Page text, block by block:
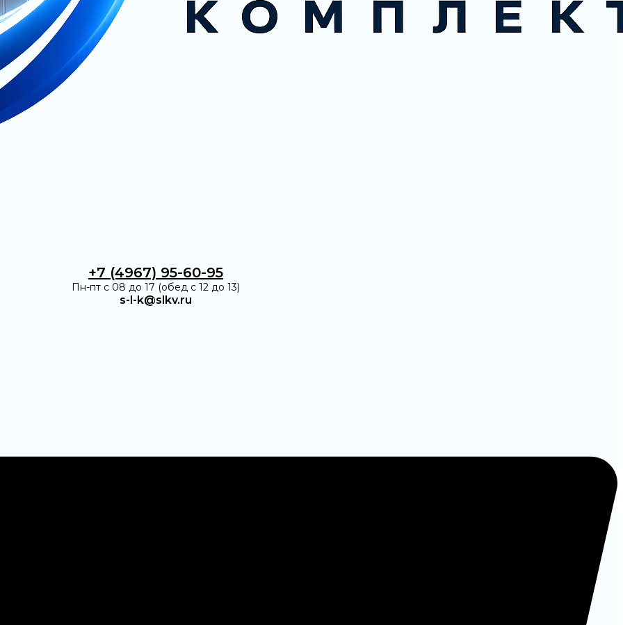
+7 (4967) 95-60-95
Пн-пт с 08 до 17 (обед с 12 до 13)
s-l-k@slkv.ru